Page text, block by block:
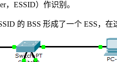
，ESSID）作识别。
的 BSS 形成了一个 ESS，